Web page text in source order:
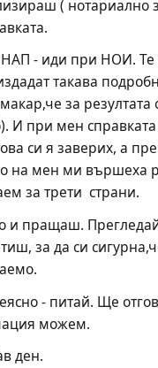
( нотариално
НАП - иди при НОИ. Те
такава
за резултата
И при мен
си я заверих, а
на мен ми вършеха
за трети  страни.
и пращаш.
за да си
- питай. Ще
можем.
ден.